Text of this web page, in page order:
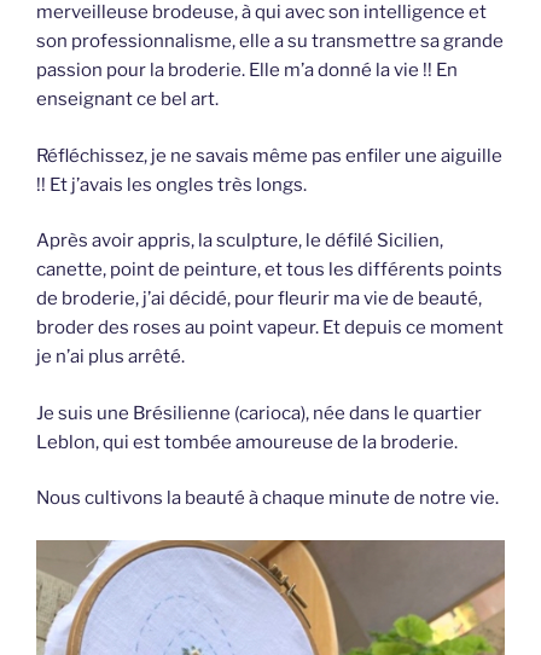
merveilleuse brodeuse, à qui avec son intelligence et
son professionnalisme, elle a su transmettre sa grande
passion pour la broderie. Elle m’a donné la vie !! En
enseignant ce bel art.
Réfléchissez, je ne savais même pas enfiler une aiguille
!! Et j’avais les ongles très longs.
Après avoir appris, la sculpture, le défilé Sicilien,
canette, point de peinture, et tous les différents points
de broderie, j’ai décidé, pour fleurir ma vie de beauté,
broder des roses au point vapeur. Et depuis ce moment
je n’ai plus arrêté.
Je suis une Brésilienne (carioca), née dans le quartier
Leblon, qui est tombée amoureuse de la broderie.
Nous cultivons la beauté à chaque minute de notre vie.